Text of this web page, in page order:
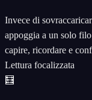
Invece di
appoggia a un solo
capire, ricordare e
Lettura focalizzata
🧮